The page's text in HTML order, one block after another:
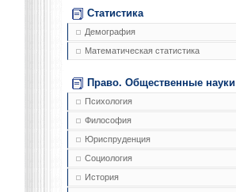
Статистика
Демография
Математическая статистика
Право. Общественные науки
Психология
Философия
Юриспруденция
Социология
История